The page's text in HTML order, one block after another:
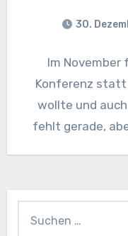
30.
Im November
Konferenz statt
wollte und
fehlt gerade,